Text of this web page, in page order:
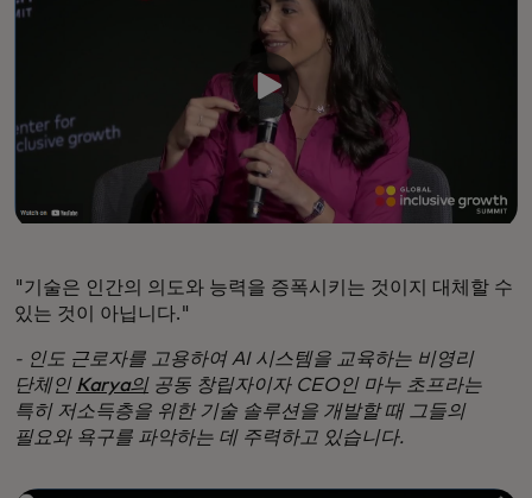
"기술은 인간의 의도와 능력을 증폭시키는 것이지 대체할 수
있는 것이 아닙니다."
- 인도 근로자를 고용하여 AI 시스템을 교육하는 비영리
단체인 Karya의 공동 창립자이자 CEO인 마누 초프라는
특히 저소득층을 위한 기술 솔루션을 개발할 때 그들의
필요와 욕구를 파악하는 데 주력하고 있습니다.